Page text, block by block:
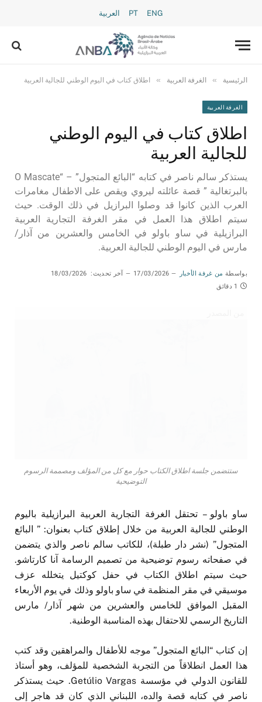
PT ENG العربية
الرئيسية » الغرفة العربية » اطلاق كتاب في اليوم الوطني للجالية العربية
الغرفة العربية
اطلاق كتاب في اليوم الوطني
للجالية العربية
يستذكر سالم ناصر في كتابه “البائع المتجول” – “O Mascate
بالبرتغالية ” قصة عائلته ليروي ويقص على الاطفال مغامرات
العرب الذين كانوا قد وصلوا البرازيل في ذلك الوقت. حيث
سيتم اطلاق هذا العمل في مقر الغرفة التجارية العربية
البرازيلية في ساو باولو في الخامس والعشرين من آذار/
مارس في اليوم الوطني للجالية العربية.
بواسطة من غرفة الأخبار 17/03/2026 آخر تحديث: 18/03/2026
1 دقائق
ستتضمن جلسة اطلاق الكتاب حوار مع كل من المؤلف ومصممة الرسوم
التوضيحية
ساو باولو – تحتقل الغرفة التجارية العربية البرازيلية باليوم
الوطني للجالية العربية من خلال إطلاق كتاب بعنوان: ” البائع
المتجول” (نشر دار طبلة)، للكاتب سالم ناصر والذي يتضمن
في صفحاته رسوم توضيحية من تصميم الرسامة آنا كارتاشو.
حيث سيتم اطلاق الكتاب في حفل كوكتيل يتخلله عزف
موسيقي في مقر المنظمة في ساو باولو وذلك في يوم الأربعاء
المقبل الموافق للخامس والعشرين من شهر آذار/ مارس
التاريخ الرسمي للاحتفال بهذه المناسبة الوطنية.
إن كتاب “البائع المتجول” موجه للأطفال والمراهقين وقد كتب
هذا العمل انطلاقاً من التجربة الشخصية للمؤلف، وهو أستاذ
للقانون الدولي في مؤسسة Getúlio Vargas. حيث يستذكر
ناصر في كتابه قصة والده، اللبناني الذي كان قد هاجر إلى